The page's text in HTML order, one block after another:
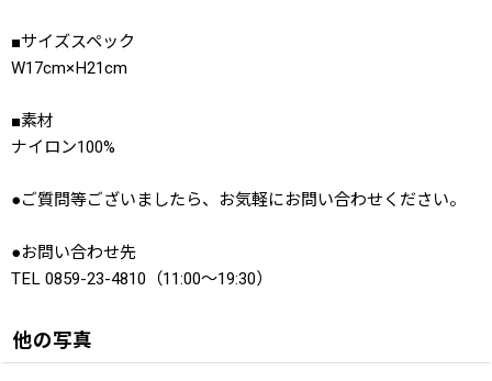
■サイズスペック
W17cm×H21cm
■素材
ナイロン100%
●ご質問等ございましたら、お気軽にお問い合わせください。
●お問い合わせ先
TEL 0859-23-4810（11:00〜19:30）
他の写真